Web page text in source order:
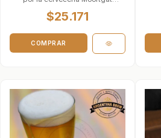
después de la Primera Guerra
Mundial co…
$25.171
COMPRAR